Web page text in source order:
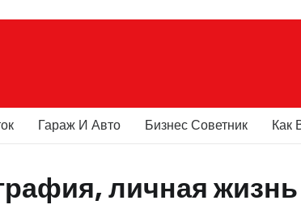
Гараж И Авто Бизнес Советник Как
личная